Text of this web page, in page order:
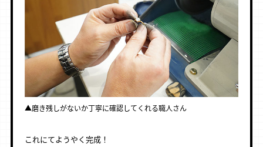
▲磨き残しがないか丁寧に確認してくれる職人さん
これにてようやく完成！